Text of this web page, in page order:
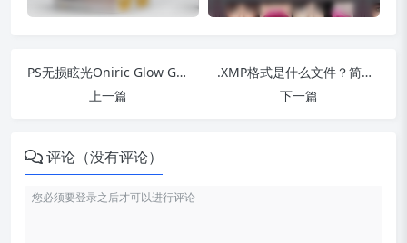
PS无损眩光Oniric Glow Generator 1.3.0中文汉化插件支持MAC版
上一篇
.XMP格式是什么文件？简单几步在Photoshop导入.XMP文件！
下一篇
评论（没有评论）